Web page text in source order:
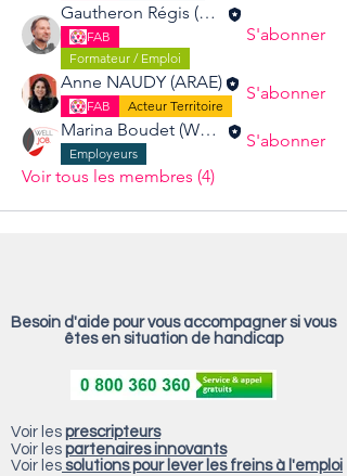
Gautheron Régis (Fab'RH Savoie)
FAB
Formateur / Emploi
S'abonner
Anne NAUDY (ARAE)
FAB Acteur Territoire
S'abonner
Marina Boudet (Welljob)
Employeurs
S'abonner
Voir tous les membres (4)
Besoin d'aide pour vous accompagner si vous
êtes en situation de handicap
Voir les prescripteurs
Voir les partenaires innovants
Voir les solutions pour lever les freins à l'emploi